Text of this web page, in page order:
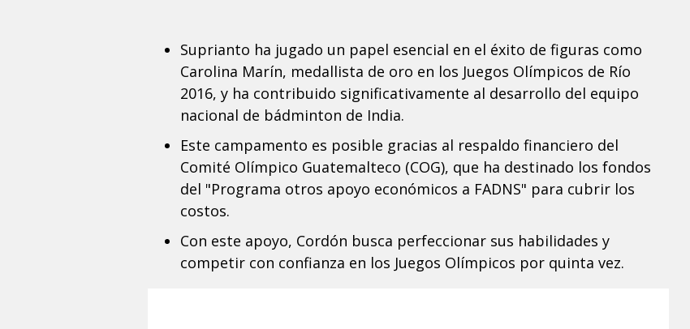
Suprianto ha jugado un papel esencial en el éxito de figuras como
Carolina Marín, medallista de oro en los Juegos Olímpicos de Río
2016, y ha contribuido significativamente al desarrollo del equipo
nacional de bádminton de India.
Este campamento es posible gracias al respaldo financiero del
Comité Olímpico Guatemalteco (COG), que ha destinado los fondos
del "Programa otros apoyo económicos a FADNS" para cubrir los
costos.
Con este apoyo, Cordón busca perfeccionar sus habilidades y
competir con confianza en los Juegos Olímpicos por quinta vez.